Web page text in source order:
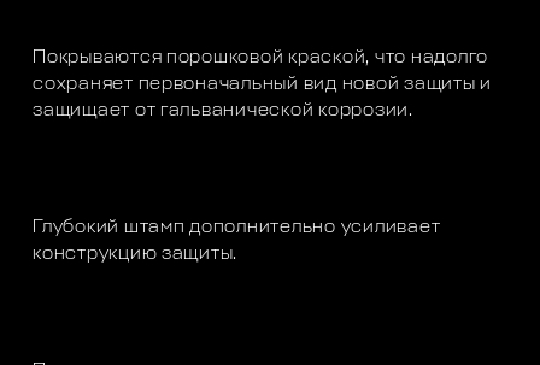
Покрываются порошковой краской, что надолго
сохраняет первоначальный вид новой защиты и
защищает от гальванической коррозии.
Глубокий штамп дополнительно усиливает
конструкцию защиты.